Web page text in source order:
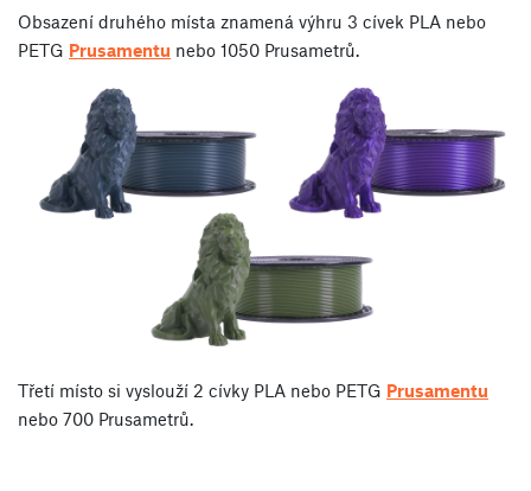
Obsazení druhého místa znamená výhru 3 cívek PLA nebo
PETG Prusamentu nebo 1050 Prusametrů.
Třetí místo si vyslouží 2 cívky PLA nebo PETG Prusamentu
nebo 700 Prusametrů.